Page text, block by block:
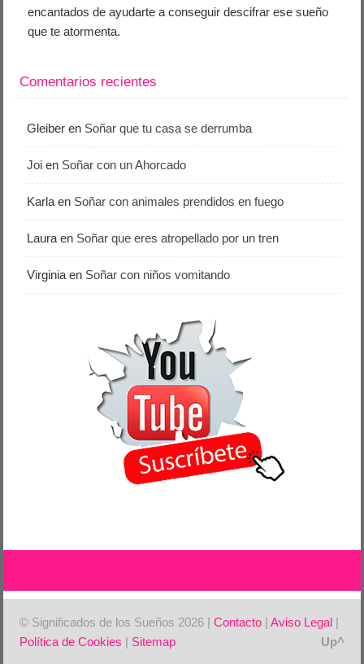
encantados de ayudarte a conseguir descifrar ese sueño
que te atormenta.
Comentarios recientes
Gleiber en Soñar que tu casa se derrumba
Joi en Soñar con un Ahorcado
Karla en Soñar con animales prendidos en fuego
Laura en Soñar que eres atropellado por un tren
Virginia en Soñar con niños vomitando
© Significados de los Sueños 2026 |Contacto |Aviso Legal |
Política de Cookies | Sitemap